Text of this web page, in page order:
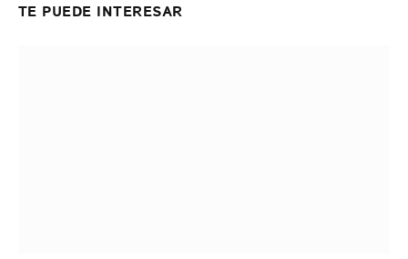
TE PUEDE INTERESAR